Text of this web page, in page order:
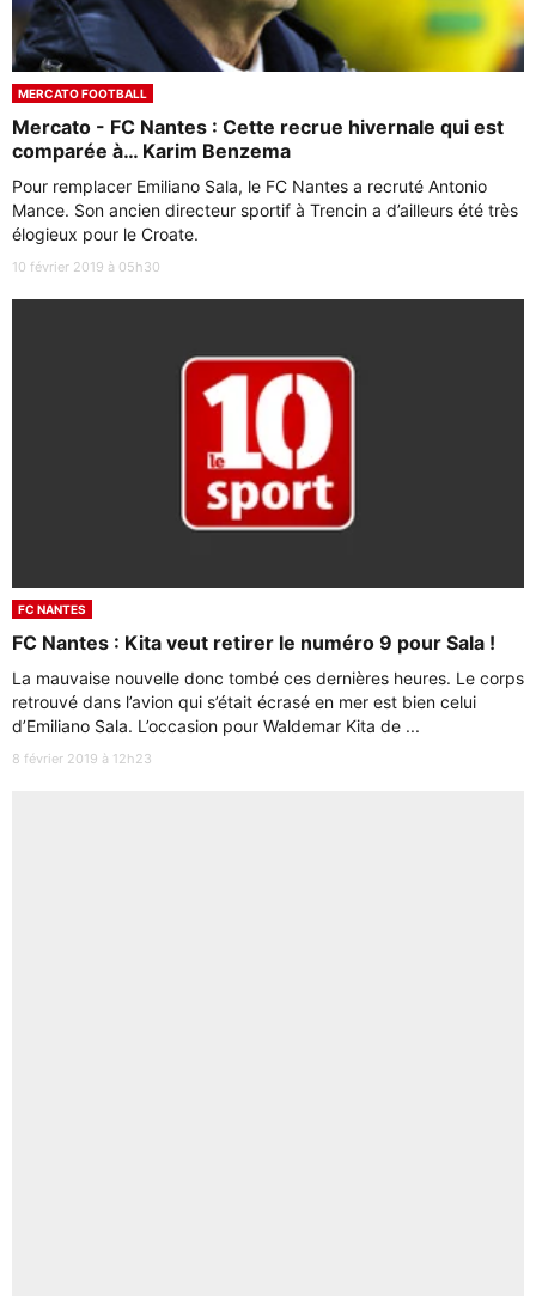
MERCATO FOOTBALL
Mercato - FC Nantes : Cette recrue hivernale qui est
comparée à… Karim Benzema
Pour remplacer Emiliano Sala, le FC Nantes a recruté Antonio
Mance. Son ancien directeur sportif à Trencin a d’ailleurs été très
élogieux pour le Croate.
10 février 2019 à 05h30
FC NANTES
FC Nantes : Kita veut retirer le numéro 9 pour Sala !
La mauvaise nouvelle donc tombé ces dernières heures. Le corps
retrouvé dans l’avion qui s’était écrasé en mer est bien celui
d’Emiliano Sala. L’occasion pour Waldemar Kita de ...
8 février 2019 à 12h23